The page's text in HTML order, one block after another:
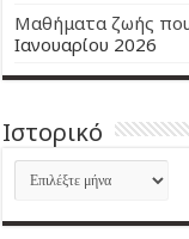
Μαθήματα ζωής που
Ιανουαρίου 2026
Ιστορικό
Ιστορικό